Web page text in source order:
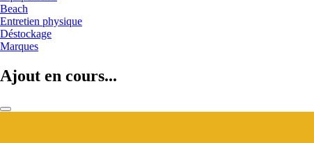
Beach
Entretien physique
Déstockage
Marques
Ajout en cours...